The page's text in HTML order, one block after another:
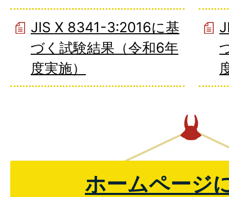
JIS X 8341-3:2016に基
づく試験結果（令和6年
度実施）
ホームページ